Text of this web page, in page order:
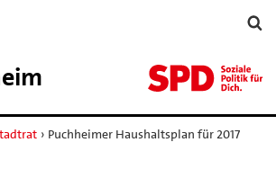
› Puchheimer Haushaltsplan für 2017